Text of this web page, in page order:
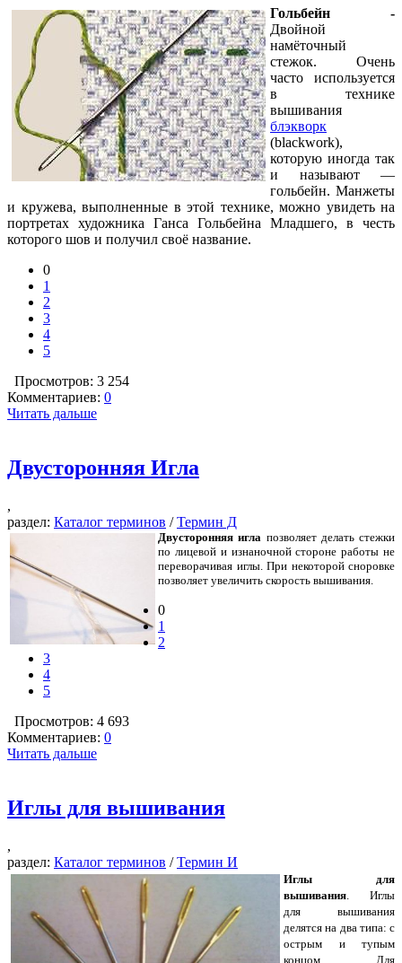
Гольбейн -
Двойной
намёточный
стежок. Очень
часто используется
в технике
вышивания
блэкворк
(blackwork),
которую иногда так
и называют —
гольбейн. Манжеты
и кружева, выполненные в этой технике, можно увидеть на
портретах художника Ганса Гольбейна Младшего, в честь
которого шов и получил своё название.
0
1
2
3
4
5
Просмотров: 3 254
Комментариев: 0
Читать дальше
Двусторонняя Игла
,
раздел: Каталог терминов /Термин Д
Двусторонняя игла позволяет делать стежки
по лицевой и изнаночной стороне работы не
переворачивая иглы. При некоторой сноровке
позволяет увеличить скорость вышивания.
0
1
2
3
4
5
Просмотров: 4 693
Комментариев: 0
Читать дальше
Иглы для вышивания
,
раздел: Каталог терминов /Термин И
Иглы для
вышивания . Иглы
для вышивания
делятся на два типа: с
острым и тупым
концом. Для